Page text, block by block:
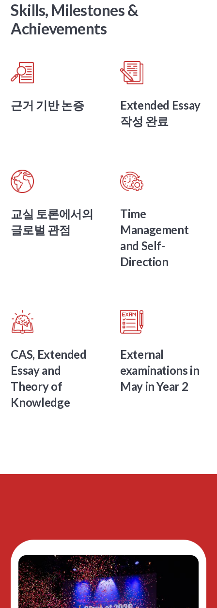
Skills, Milestones &
Achievements
근거 기반 논증
Extended Essay
작성 완료
교실 토론에서의
글로벌 관점
Time
Management
and Self-
Direction
CAS, Extended
Essay and
Theory of
Knowledge
External
examinations in
May in Year 2